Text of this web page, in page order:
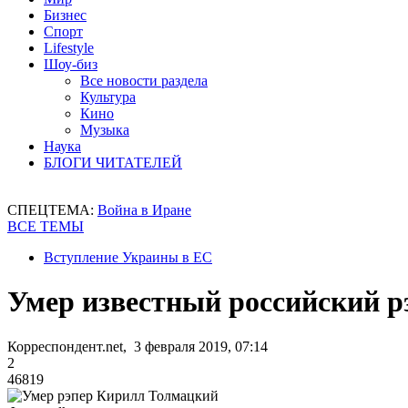
Бизнес
Спорт
Lifestyle
Шоу-биз
Все новости раздела
Культура
Кино
Музыка
Наука
БЛОГИ ЧИТАТЕЛЕЙ
СПЕЦТЕМА: Война в Иране
ВСЕ ТЕМЫ
Вступление Украины в ЕС
Умер известный российский
Корреспондент.net, 3 февраля 2019, 07:14
2
46819